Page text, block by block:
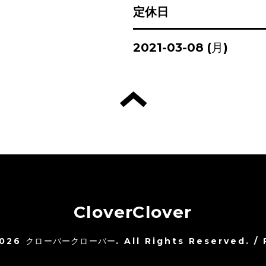
定休日
2021-03-08 (月)
CloverClover
クローバークローバー. All Rights Reserved. /